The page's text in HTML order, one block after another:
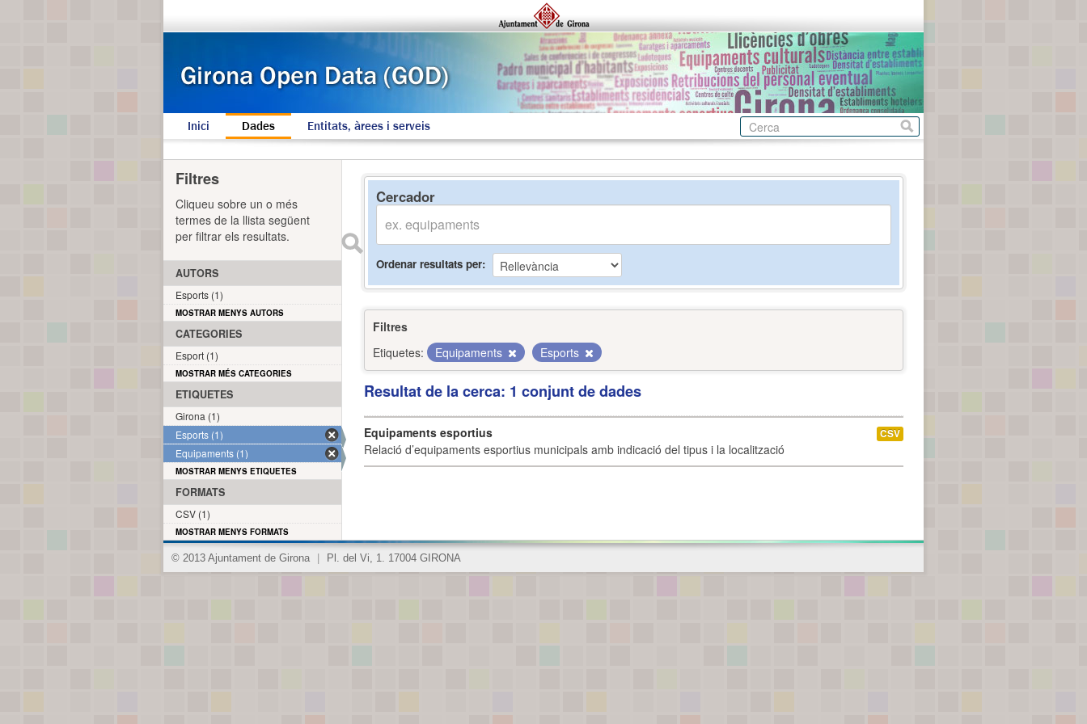
Inici Dades Entitats, àrees i serveis
Cercador
Ordenar resultats per
Filtres
Etiquetes:
Equipaments Esports
Resultat de la cerca: 1 conjunt de dades
Equipaments esportius
Relació d’equipaments esportius municipals amb indicació del tipus i la localització
CSV
Filtres
Cliqueu sobre un o més
termes de la llista següent
per filtrar els resultats.
AUTORS
Esports (1)
MOSTRAR MENYS AUTORS
CATEGORIES
Esport (1)
MOSTRAR MÉS CATEGORIES
ETIQUETES
Girona (1)
Esports (1)
Equipaments (1)
MOSTRAR MENYS ETIQUETES
FORMATS
CSV (1)
MOSTRAR MENYS FORMATS
© 2013 Ajuntament de Girona Pl. del Vi, 1. 17004 GIRONA